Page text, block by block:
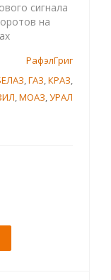
сигнала
на
РафэлГриг
,ГАЗ,КРАЗ,
,МОАЗ,УРАЛ